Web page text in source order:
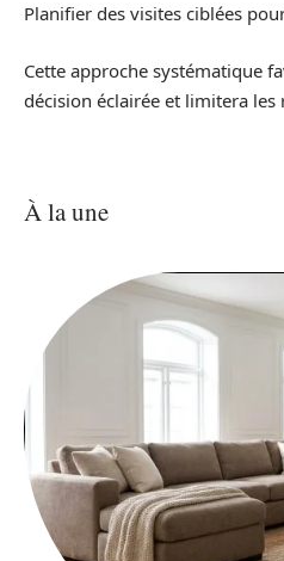
Planifier des visites ciblées
Cette approche systématique
décision éclairée et limitera les
À la une